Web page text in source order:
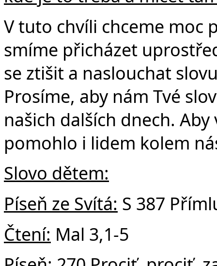
V tuto chvíli chceme moc
smíme přicházet
se ztišit a naslouchat
Prosíme, aby nám Tvé
našich dalších dnech.
pomohlo i lidem kolem
Slovo dětem:
Píseň ze Svítá: S 387
Čtení: Mal 3,1-5